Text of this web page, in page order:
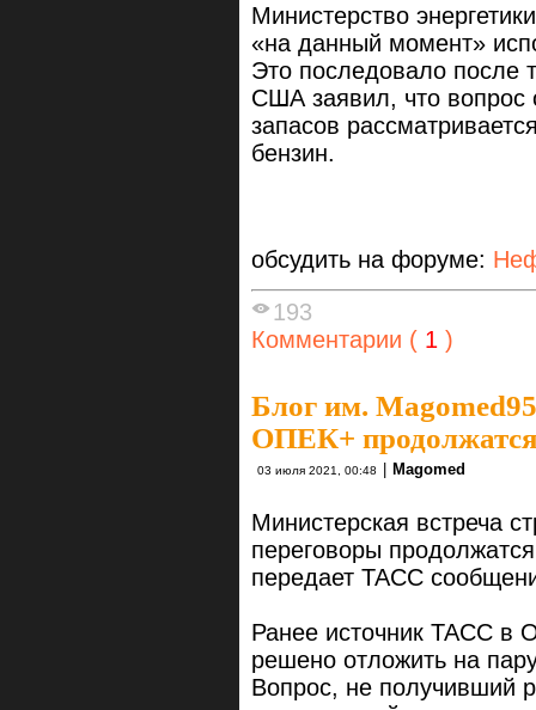
Министерство
«на данный момент»
Это последовало после
США заявил, что вопрос
запасов
бензин.
обсудить на форуме:
193
Комментарии ( 1 )
Блог им. Magomed95
ОПЕК+
03 июля 2021, 00:48 Magomed
Министерская встреча
переговоры
передает ТАСС
Ранее источник ТАСС в
решено отложить на
Вопрос, не получивший